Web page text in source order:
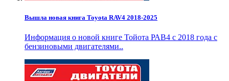
Вышла новая книга Toyota RAV4 2018-2025
Информация о новой книге Тойота РАВ4 с 2018 года с
бензиновыми двигателями..